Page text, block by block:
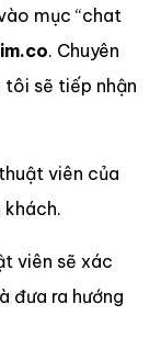
mục “chat
. Chuyên
tôi sẽ tiếp nhận
viên của
viên sẽ xác
đưa ra hướng